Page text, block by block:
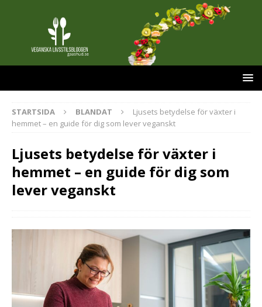
STARTSIDA BLANDAT
Ljusets betydelse för växter i
hemmet – en guide för dig som lever veganskt
Ljusets betydelse för växter i
hemmet – en guide för dig som
lever veganskt